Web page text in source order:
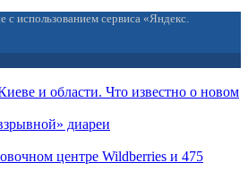
использованием сервиса «Яндекс.
и области. Что известно о новом
диареи
центре Wildberries и 475